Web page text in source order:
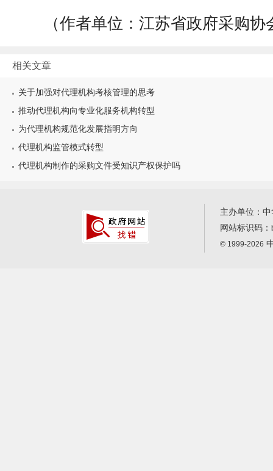
（作者单位：江苏省政府采购协
相关文章
关于加强对代理机构考核管理的思考
推动代理机构向专业化服务机构转型
为代理机构规范化发展指明方向
代理机构监管模式转型
代理机构制作的采购文件受知识产权保护吗
主办单位：
网站标识码：
© 1999-2026